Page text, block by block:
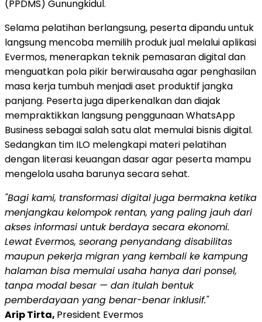
(PPDMS) Gunungkidul.
Selama pelatihan berlangsung, peserta dipandu untuk
langsung mencoba memilih produk jual melalui aplikasi
Evermos, menerapkan teknik pemasaran digital dan
menguatkan pola pikir berwirausaha agar penghasilan
masa kerja tumbuh menjadi aset produktif jangka
panjang. Peserta juga diperkenalkan dan diajak
mempraktikkan langsung penggunaan WhatsApp
Business sebagai salah satu alat memulai bisnis digital.
Sedangkan tim ILO melengkapi materi pelatihan
dengan literasi keuangan dasar agar peserta mampu
mengelola usaha barunya secara sehat.
"Bagi kami, transformasi digital juga bermakna ketika
menjangkau kelompok rentan, yang paling jauh dari
akses informasi untuk berdaya secara ekonomi.
Lewat Evermos, seorang penyandang disabilitas
maupun pekerja migran yang kembali ke kampung
halaman bisa memulai usaha hanya dari ponsel,
tanpa modal besar — dan itulah bentuk
pemberdayaan yang benar-benar inklusif."
Arip Tirta, President Evermos